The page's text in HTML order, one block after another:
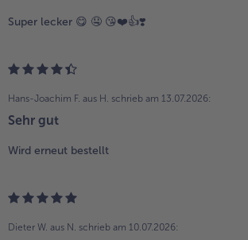
Super lecker 😋 🤤 😘❤️👍❣️
Hans-Joachim F. aus H. schrieb am 13.07.2026:
Sehr gut
Wird erneut bestellt
Dieter W. aus N. schrieb am 10.07.2026: